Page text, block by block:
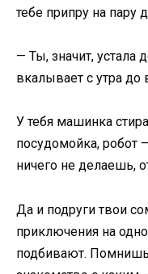
тебе припру на пару
— Ты, значит, устала
вкалывает с утра до
У тебя машинка
посудомойка, робот
ничего не делаешь,
Да и подруги твои
приключения на
подбивают.